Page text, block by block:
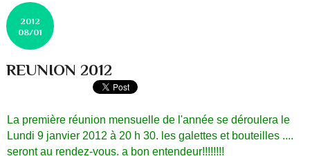
2012
08/01
REUNION 2012
La première réunion mensuelle de l'année se déroulera le
Lundi 9 janvier 2012 à 20 h 30. les galettes et bouteilles ....
seront au rendez-vous. a bon entendeur!!!!!!!!